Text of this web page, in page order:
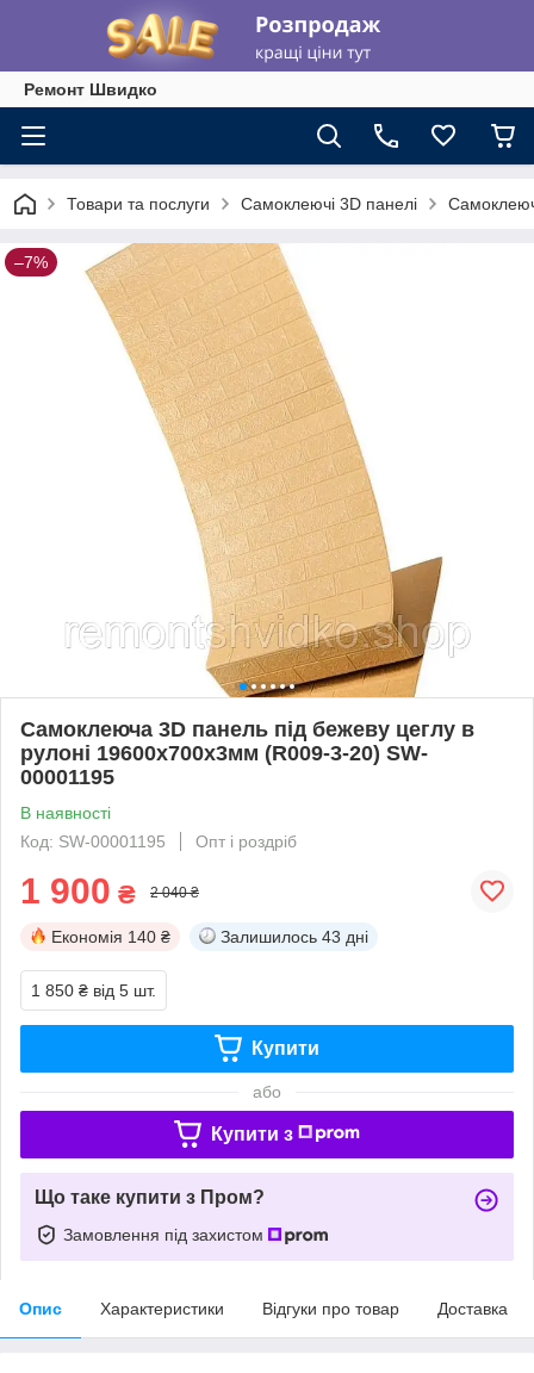
Ремонт Швидко
Товари та послуги Самоклеючі 3D панелі
–7%
Самоклеюча 3D панель під бежеву цеглу в
рулоні 19600x700x3мм (R009-3-20) SW-
00001195
В наявності
Код: SW-00001195
Опт і роздріб
1 900 ₴ 2 040 ₴
Економія 140 ₴ Залишилось 43 дні
1 850 ₴ від 5 шт.
Купити
або
Купити з
Що таке купити з Пром?
Замовлення під захистом
Опис Характеристики Відгуки про товар Доставка